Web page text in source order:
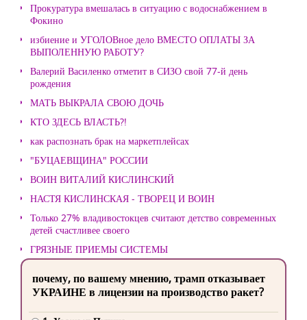
Прокуратура вмешалась в ситуацию с водоснабжением в
Фокино
избиение и УГОЛОВное дело ВМЕСТО ОПЛАТЫ ЗА
ВЫПОЛЕННУЮ РАБОТУ?
Валерий Василенко отметит в СИЗО свой 77-й день
рождения
МАТЬ ВЫКРАЛА СВОЮ ДОЧЬ
КТО ЗДЕСЬ ВЛАСТЬ?!
как распознать брак на маркетплейсах
"БУЦАЕВЩИНА" РОССИИ
ВОИН ВИТАЛИЙ КИСЛИНСКИЙ
НАСТЯ КИСЛИНСКАЯ - ТВОРЕЦ И ВОИН
Только 27% владивостокцев считают детство современных
детей счастливее своего
ГРЯЗНЫЕ ПРИЕМЫ СИСТЕМЫ
почему, по вашему мнению, трамп отказывает
УКРАИНЕ в лицензии на производство ракет?